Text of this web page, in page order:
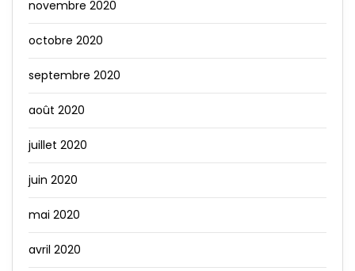
novembre 2020
octobre 2020
septembre 2020
août 2020
juillet 2020
juin 2020
mai 2020
avril 2020